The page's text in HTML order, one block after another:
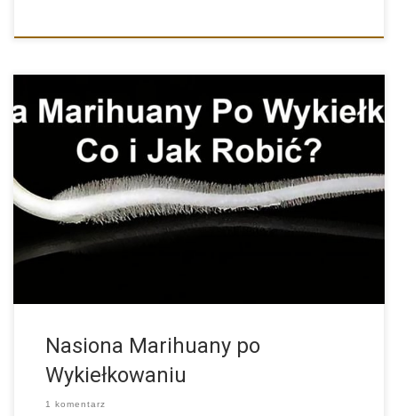
Wykiełkowane Nasiona Marihuany i Konopi – Co i Jak z […]
Nasiona Marihuany po
Wykiełkowaniu
1 komentarz